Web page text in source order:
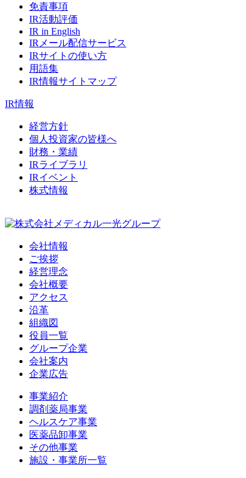
免責事項
IR活動評価
IR in English
IRメール配信サービス
IRサイトの使い方
用語集
IR情報サイトマップ
IR情報
経営方針
個人投資家の皆様へ
財務・業績
IRライブラリ
IRイベント
株式情報
会社情報
ご挨拶
経営理念
会社概要
アクセス
沿革
組織図
役員一覧
グループ企業
会社案内
企業広告
事業紹介
調剤薬局事業
ヘルスケア事業
医薬品卸事業
その他事業
施設・事業所一覧